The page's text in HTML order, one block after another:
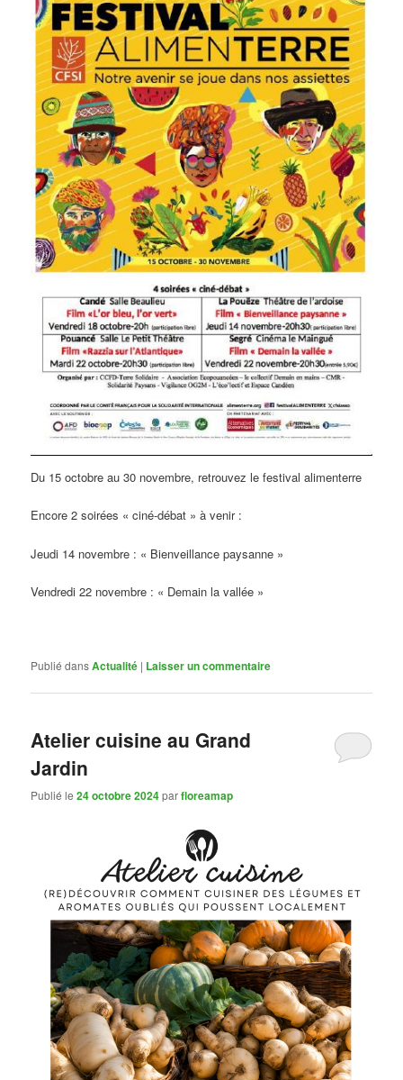
Du 15 octobre au 30 novembre, retrouvez le festival alimenterre
Encore 2 soirées « ciné-débat » à venir :
Jeudi 14 novembre : « Bienveillance paysanne »
Vendredi 22 novembre : « Demain la vallée »
Publié dansActualité | Laisser un commentaire
Atelier cuisine au Grand
Jardin
Publié le24 octobre 2024parfloreamap